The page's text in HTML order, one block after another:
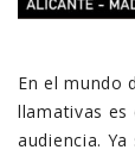
En el mundo
llamativas es
audiencia.